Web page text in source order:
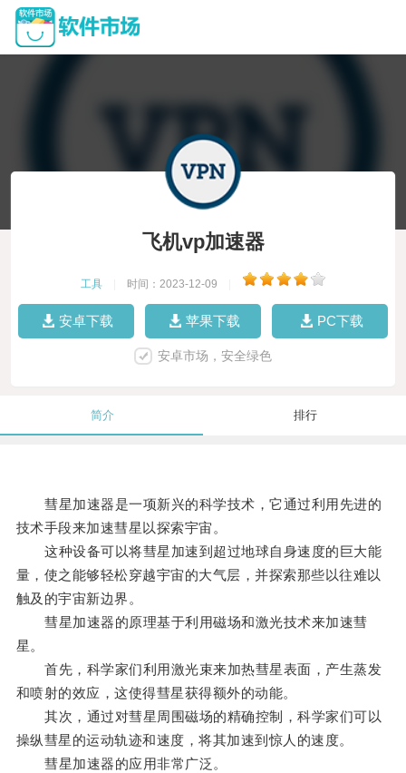
飞机vp加速器
工具 时间：2023-12-09
安卓下载 苹果下载 PC下载
安卓市场，安全绿色
简介 排行
彗星加速器是一项新兴的科学技术，它通过利用先进的
技术手段来加速彗星以探索宇宙。
这种设备可以将彗星加速到超过地球自身速度的巨大能
量，使之能够轻松穿越宇宙的大气层，并探索那些以往难以
触及的宇宙新边界。
彗星加速器的原理基于利用磁场和激光技术来加速彗
星。
首先，科学家们利用激光束来加热彗星表面，产生蒸发
和喷射的效应，这使得彗星获得额外的动能。
其次，通过对彗星周围磁场的精确控制，科学家们可以
操纵彗星的运动轨迹和速度，将其加速到惊人的速度。
彗星加速器的应用非常广泛。